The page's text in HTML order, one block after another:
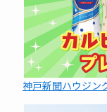
神戸新聞ハウジン